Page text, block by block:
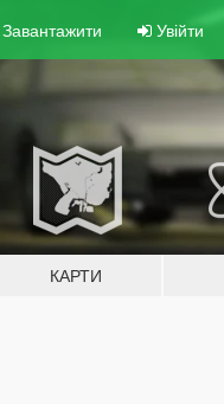
Увійти
КАРТИ